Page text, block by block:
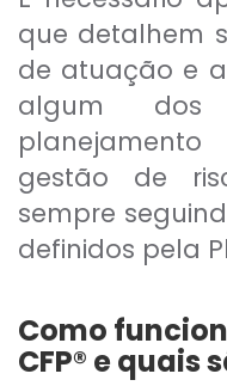
que detalhem
de atuação e
algum dos
gestão de
sempre
definidos pela
Como
CFP® e quais